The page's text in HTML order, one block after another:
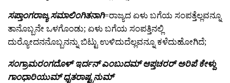
ಸಪ್ತಾಂಗರಾಜ್ಯ ಸಮಾಲಿಂಗಿತನಾಗಿ=ರಾಜ್ಯದ ಏಳು ಬಗೆಯ ಸಂಪತ್ತೆಲ್ಲವನ್ನೂ
ತಾನೊಬ್ಬನೇ ಒಳಗೊಂಡು; ಏಳು ಬಗೆಯ ಸಂಪತ್ತಿನಲ್ಲಿ
ದುರ್‍ಯೋದನನೊಬ್ಬನನ್ನು ಬಿಟ್ಟು ಉಳಿದುದೆಲ್ಲವನ್ನೂ ಕಳೆದುಹೋಗಿದೆ;
ಸಂಗ್ರಾಮರಂಗದೊಳ್ ಇರ್ದನ್ ಎಂಬುದಮ್ ಆಪ್ತಚರರ್ ಅರಿಪೆ ಕೇಳ್ದು
ಗಾಂಧಾರಿಯುಮ್ ಧೃತರಾಷ್ಟ್ರನುಮ್